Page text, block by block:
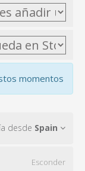
momentos
desde Spain
Esconder